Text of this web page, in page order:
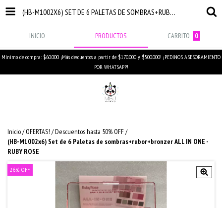
(HB-M1002X6) SET DE 6 PALETAS DE SOMBRAS+RUBOR+BRONZER ALL IN ONE - RUBY ROSE
INICIO PRODUCTOS CARRITO 0
Mínimo de compra: $60.000 ¡Más descuentos a partir de $170.000 y $500.000! ¡PEDINOS ASESORAMIENTO
POR WHATSAPP!
Inicio/ OFERTAS! /Descuentos hasta 50% OFF/
(HB-M1002x6) Set de 6 Paletas de sombras+rubor+bronzer ALL IN ONE -
RUBY ROSE
26% OFF